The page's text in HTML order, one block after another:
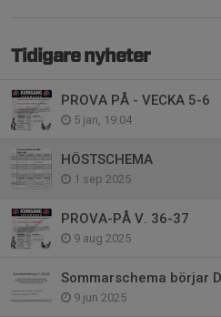
Tidigare nyheter
PROVA PÅ - VECKA 5-6
5 jan, 19:04
HÖSTSCHEMA
1 sep 2025
PROVA-PÅ V. 36-37
9 aug 2025
Sommarschema börjar
9 jun 2025